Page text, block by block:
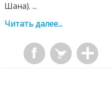
Шана). ...
Читать далее...